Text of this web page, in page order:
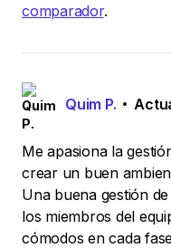
comparador.
Quim P.
Me apasiona la
crear un buen
Una buena gestión
los miembros del
cómodos en cada